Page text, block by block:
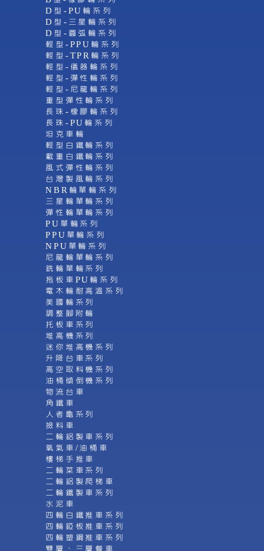
D型-PU輪系列
D型-三星輪系列
D型-圓弧輪系列
輕型-PPU輪系列
輕型-TPR輪系列
輕型-儀器輪系列
輕型-彈性輪系列
輕型-尼龍輪系列
重型彈性輪系列
長珠-橡膠輪系列
長珠-PU輪系列
坦克車輪
輕型白鐵輪系列
載重白鐵輪系列
風式彈性輪系列
台灣製風輪系列
NBR輪單輪系列
三星輪單輪系列
彈性輪單輪系列
PU單輪系列
PPU單輪系列
NPU單輪系列
尼龍輪單輪系列
銑輪單輪系列
拖板車PU輪系列
電木輪耐高溫系列
美國輪系列
調整腳附輪
托板車系列
堆高機系列
迷你堆高機系列
升降台車系列
高空取料機系列
油桶傾倒機系列
物流台車
角鐵車
人者龜系列
撿料車
二輪鋁製車系列
氧氣車/油桶車
樓梯手推車
二輪菜車系列
二輪鋁製爬梯車
二輪鐵製車系列
水泥車
四輪白鐵推車系列
四輪錏板推車系列
四輪塑鋼推車系列
雙層、三層餐車